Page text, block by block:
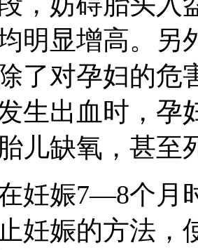
明显增高。另
了对孕妇的危
生出血时，孕
儿缺氧，甚至
娠7—8个月时
妊娠的方法，